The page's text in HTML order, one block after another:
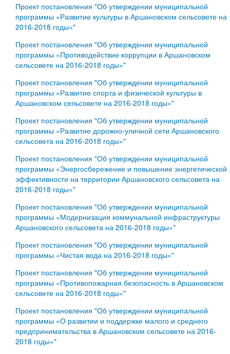
Проект постановления "Об утверждении муниципальной
программы «Развитие культуры в Аршановском сельсовете на
2016-2018 годы»"
Проект постановления "Об утверждении муниципальной
программы «Противодействие коррупции в Аршановском
сельсовете на 2016-2018 годы»"
Проект постановления "Об утверждении муниципальной
программы «Развитие спорта и физической культуры в
Аршановском сельсовете на 2016-2018 годы»"
Проект постановления "Об утверждении муниципальной
программы «Развитие дорожно-уличной сети Аршановского
сельсовета на 2016-2018 годы»"
Проект постановления "Об утверждении муниципальной
программы «Энергосбережение и повышение энергетической
эффективности на территории Аршановского сельсовета на
2016-2018 годы»"
Проект постановления "Об утверждении муниципальной
программы «Модернизация коммунальной инфраструктуры
Аршановского сельсовета на 2016-2018 годы»"
Проект постановления "Об утверждении муниципальной
программы «Чистая вода на 2016-2018 годы»"
Проект постановления "Об утверждении муниципальной
программы «Противопожарная безопасность в Аршановском
сельсовете на 2016-2018 годы»"
Проект постановления "Об утверждении муниципальной
программы «О развитии и поддержке малого и среднего
предпринимательства в Аршановском сельсовете на 2016-
2018 годы»"